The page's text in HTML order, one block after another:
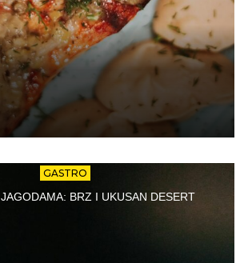
GASTRO
BRZ I UKUSAN DESERT